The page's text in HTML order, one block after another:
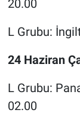
20.00
L Grubu:
24 Haziran
L Grubu:
02.00